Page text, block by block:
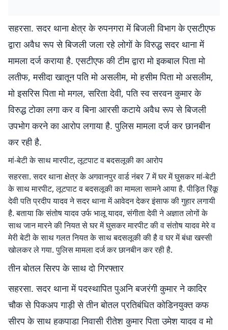
सहरसा. सदर थाना क्षेत्र के रुपनगरा में बिजली विभाग के एसटीएफ
द्वारा अवैध रूप से बिजली जला रहे लोगों के विरुद्ध सदर थाना में
मामला दर्ज कराया है. एसटीएफ की टीम द्वारा मो इकबाल पिता मो
लतीफ, मसीदा खातून पति मो असलीम, मो हसीम पिता मो असलीम,
मो इसरिस पिता मो मगल, सरिता देवी, पति स्व सरवन कुमार के
विरुद्ध टोका लगा कर व बिना आरसी कटाये अवैध रूप से बिजली
उपभोग करने का आरोप लगाया है. पुलिस मामला दर्ज कर छानबीन
कर रही है.
मां-बेटी के साथ मारपीट, लूटपाट व बदसलूकी का आरोप
सहरसा. सदर थाना क्षेत्र के अगवानपुर वार्ड नंबर 7 में घर में घुसकर मां-बेटी
के साथ मारपीट, लूटपाट व बदसलूकी का मामला सामने आया है. पीड़ित रिंकू
देवी पति प्रदीप यादव ने सदर थाना में आवेदन देकर इंसाफ की गुहार लगायी
है. बताया कि संतोष यादव उर्फ भालू यादव, संगीता देवी ने अज्ञात लोगों के
साथ जान मारने की नियत से घर में घुसकर मारपीट की व संतोष यादव मेरे व
मेरी बेटी के साथ गलत नियत के साथ बदसलूकी की है व घर में बंधा खस्सी
खोलकर ले गया. पुलिस मामला दर्ज कर छानबीन कर रही है.
तीन बोतल सिरप के साथ दो गिरफ्तार
सहरसा. सदर थाना में पदस्थापित पुअनि बजरंगी कुमार ने कादिर
चौक से पिकअप गाड़ी से तीन बोतल प्रतिबंधित कोडिनयुक्त कफ
सीरप के साथ हकपाडा निवासी रीतेश कुमार पिता उमेश यादव व मो